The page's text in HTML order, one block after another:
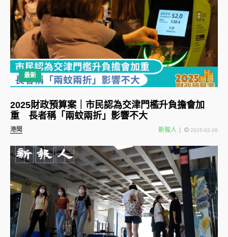
最新
港聞
2025財政預算案｜市民認為交津門檻升負擔會加
重 長者稱「兩蚊兩折」影響不大
新報人 2025-02-26